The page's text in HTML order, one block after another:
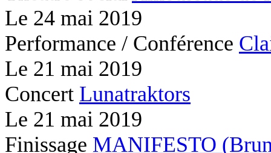
Le 24 mai 2019
Performance / Conférence
Le 21 mai 2019
Concert Lunatraktors
Le 21 mai 2019
Finissage MANIFESTO